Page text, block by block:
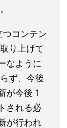
コンテン
り上げて
なように
ず、今後
が今後 1
される必
が行われ